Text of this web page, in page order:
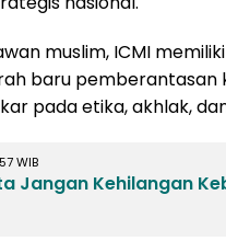
muslim, ICMI
baru pemberantasan
pada etika, akhlak,
WIB
Jangan Kehilangan